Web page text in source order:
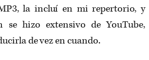
la incluí en mi repertorio, y
hizo extensivo de YouTube,
de vez en cuando.